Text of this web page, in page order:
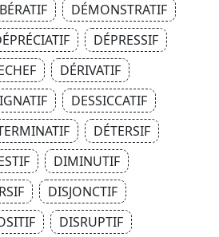
DÉMONSTRATIF
DÉPRESSIF
DÉRIVATIF
DESSICCATIF
DÉTERSIF
DIMINUTIF
DISJONCTIF
DISRUPTIF